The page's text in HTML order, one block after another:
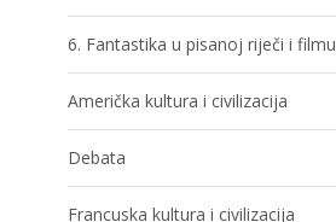
6. Fantastika u pisanoj riječi i filmu
Američka kultura i civilizacija
Debata
Francuska kultura i civilizacija